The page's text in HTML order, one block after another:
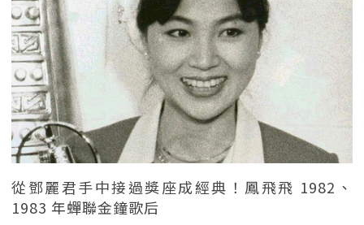
從鄧麗君手中接過獎座成經典！鳳飛飛 1982、
1983 年蟬聯金鐘歌后